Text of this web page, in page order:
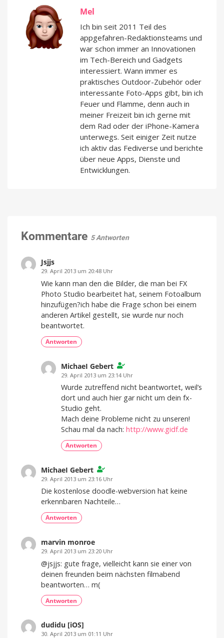
Mel
Ich bin seit 2011 Teil des
appgefahren-Redaktionsteams und
war schon immer an Innovationen
im Tech-Bereich und Gadgets
interessiert. Wann immer es
praktisches Outdoor-Zubehör oder
interessante Foto-Apps gibt, bin ich
Feuer und Flamme, denn auch in
meiner Freizeit bin ich gerne mit
dem Rad oder der iPhone-Kamera
unterwegs. Seit einiger Zeit nutze
ich aktiv das Fediverse und berichte
über neue Apps, Dienste und
Entwicklungen.
Kommentare 5 Antworten
Jsjjs
29. April 2013 um 20:48 Uhr
Wie kann man den die Bilder, die man bei FX
Photo Studio bearbeitet hat, seinem Fotoalbum
hinzufügen?ich habe die Frage schon bei einem
anderen Artikel gestellt, sie wurde nur noch
beantwortet.
Antworten
MichaeI Gebert
29. April 2013 um 23:14 Uhr
Wurde zutreffend nicht beantwortet, weil’s
dort und auch hier gar nicht um dein fx-
Studio geht.
Mach deine Probleme nicht zu unseren!
Schau mal da nach: http://www.gidf.de
Antworten
MichaeI Gebert
29. April 2013 um 23:16 Uhr
Die kostenlose doodle-webversion hat keine
erkennbaren Nachteile…
Antworten
marvin monroe
29. April 2013 um 23:20 Uhr
@jsjjs: gute frage, vielleicht kann sie einer von
deinen freunden beim nächsten filmabend
beantworten… m(
Antworten
dudidu [iOS]
30. April 2013 um 01:11 Uhr